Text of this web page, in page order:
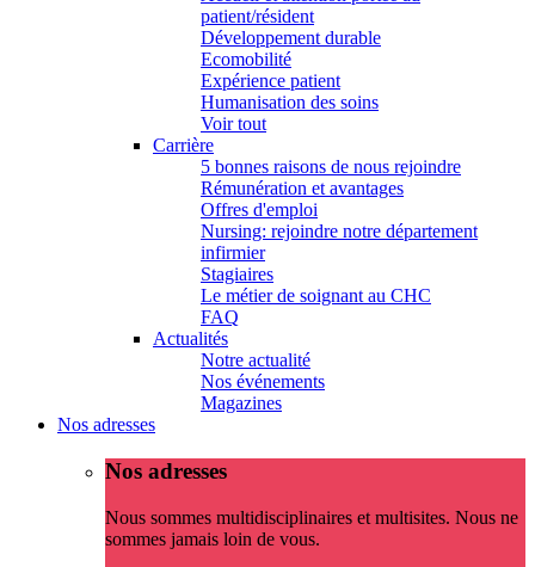
patient/résident
Développement durable
Ecomobilité
Expérience patient
Humanisation des soins
Voir tout
Carrière
5 bonnes raisons de nous rejoindre
Rémunération et avantages
Offres d'emploi
Nursing: rejoindre notre département
infirmier
Stagiaires
Le métier de soignant au CHC
FAQ
Actualités
Notre actualité
Nos événements
Magazines
Nos adresses
Nos adresses
Nous sommes multidisciplinaires et multisites. Nous ne
sommes jamais loin de vous.